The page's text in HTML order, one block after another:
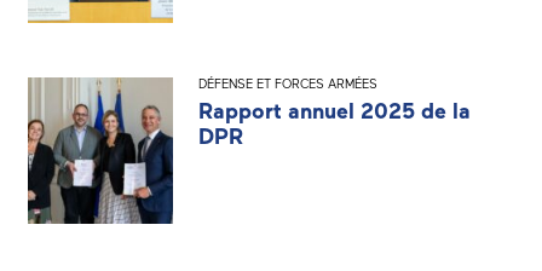
DÉFENSE ET FORCES ARMÉES
Rapport annuel 2025 de la
DPR